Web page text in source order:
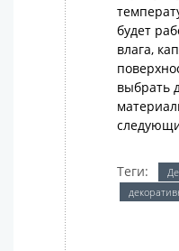
будет
влага,
выбрать
Теги: